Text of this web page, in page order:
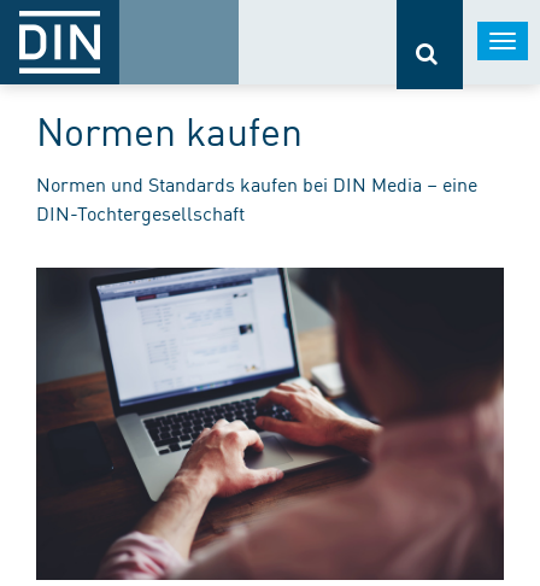
Normen kaufen
Normen und Standards kaufen bei DIN Media – eine
DIN-Tochtergesellschaft